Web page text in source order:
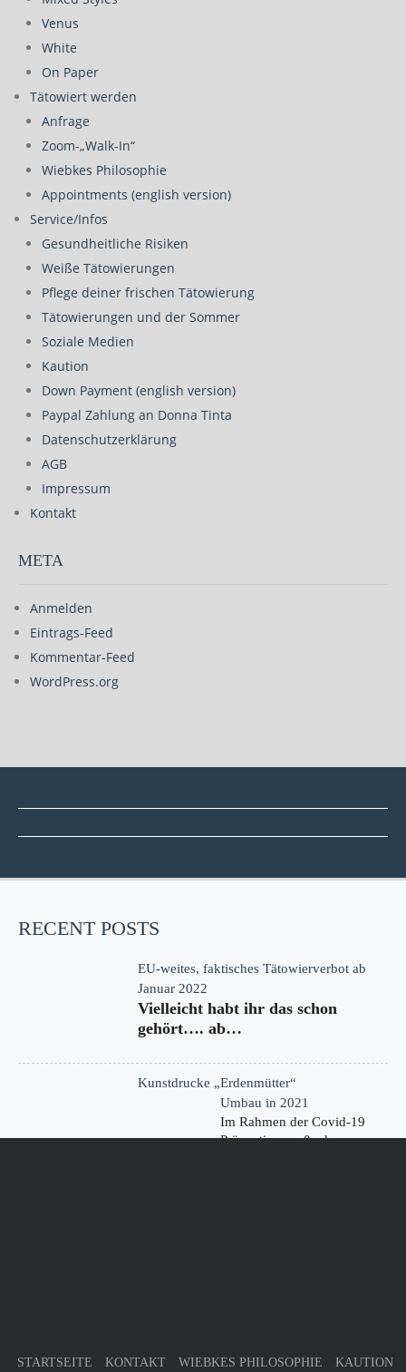
Venus
White
On Paper
Tätowiert werden
Anfrage
Zoom-„Walk-In“
Wiebkes Philosophie
Appointments (english version)
Service/Infos
Gesundheitliche Risiken
Weiße Tätowierungen
Pflege deiner frischen Tätowierung
Tätowierungen und der Sommer
Soziale Medien
Kaution
Down Payment (english version)
Paypal Zahlung an Donna Tinta
Datenschutzerklärung
AGB
Impressum
Kontakt
META
Anmelden
Eintrags-Feed
Kommentar-Feed
WordPress.org
RECENT POSTS
EU-weites, faktisches Tätowierverbot ab
Januar 2022
Vielleicht habt ihr das schon
gehört…. ab…
Kunstdrucke „Erdenmütter“
Umbau in 2021
Im Rahmen der Covid-19
Präventionsmaßnahmen
STARTSEITE KONTAKT WIEBKES PHILOSOPHIE KAUTION